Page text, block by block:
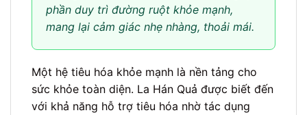
phần duy trì đường ruột khỏe mạnh,
mang lại cảm giác nhẹ nhàng, thoải mái.
Một hệ tiêu hóa khỏe mạnh là nền tảng cho
sức khỏe toàn diện. La Hán Quả được biết đến
với khả năng hỗ trợ tiêu hóa nhờ tác dụng